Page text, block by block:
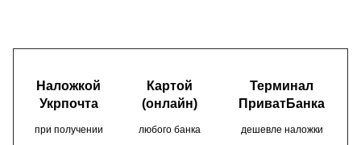
Наложкой
Укрпочта
Картой
(онлайн)
Терминал
ПриватБанка
при получении любого банка дешевле наложки